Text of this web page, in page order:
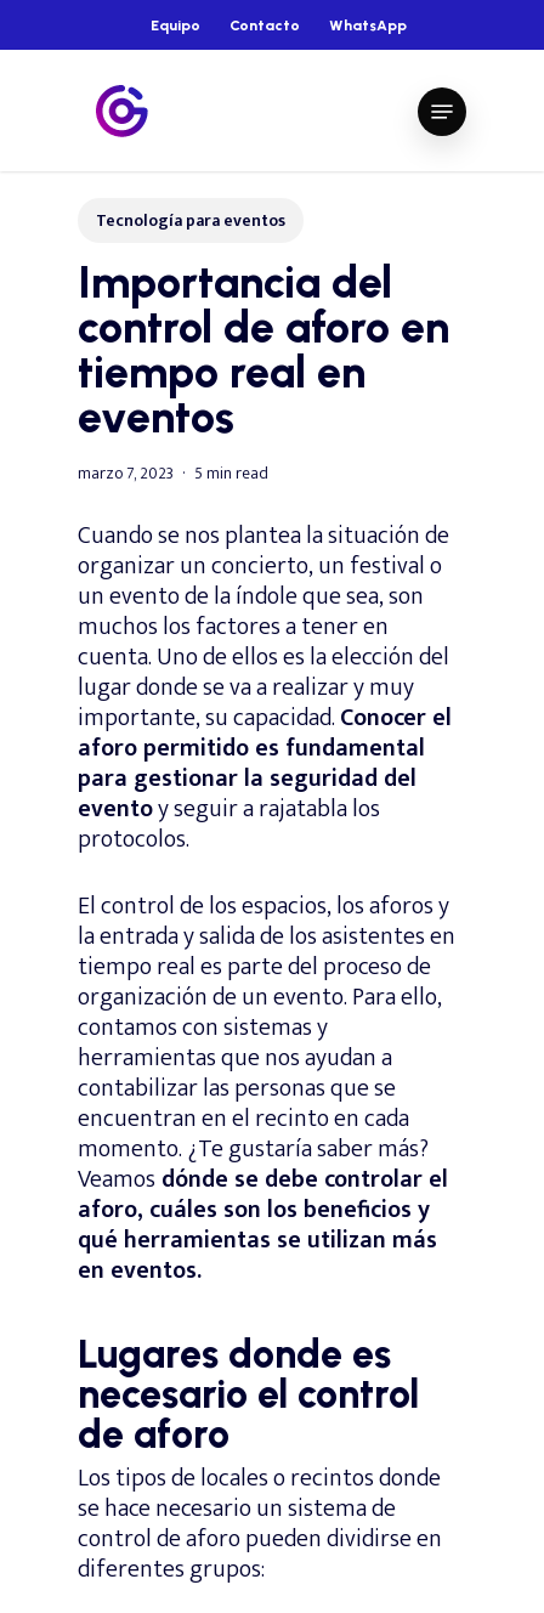
to Equipo Contacto WhatsApp
Menu
Tecnología para eventos
Importancia del
control de aforo en
tiempo real en
eventos
marzo 7, 2023 5 min read
Cuando se nos plantea la situación de
organizar un concierto, un festival o
un evento de la índole que sea, son
muchos los factores a tener en
cuenta. Uno de ellos es la elección del
lugar donde se va a realizar y muy
importante, su capacidad.Conocer el
aforo permitido es fundamental
para gestionar la seguridad del
eventoy seguir a rajatabla los
protocolos.
El control de los espacios, los aforos y
la entrada y salida de los asistentes en
tiempo real es parte del proceso de
organización de un evento. Para ello,
contamos con sistemas y
herramientas que nos ayudan a
contabilizar las personas que se
encuentran en el recinto en cada
momento. ¿Te gustaría saber más?
Veamos dónde se debe controlar el
aforo, cuáles son los beneficios y
qué herramientas se utilizan más
en eventos.
Lugares donde es
necesario el control
de aforo
Los tipos de locales o recintos donde
se hace necesario un sistema de
control de aforo pueden dividirse en
diferentes grupos: